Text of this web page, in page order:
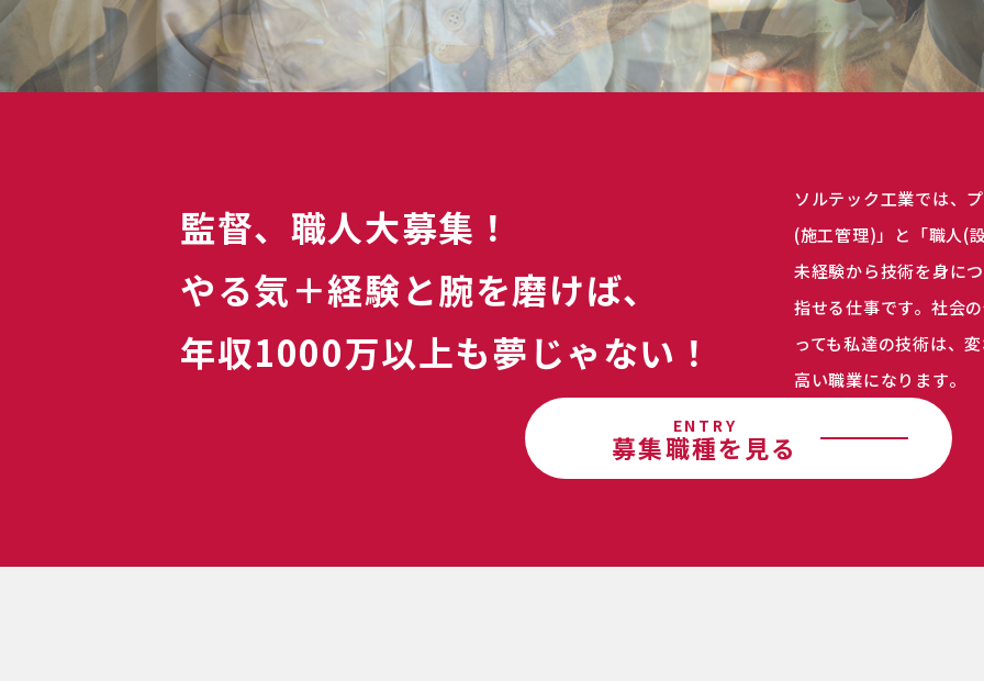
監督、職人大募集！
やる気＋経験と腕を磨けば、
年収1000万以上も夢じゃない！
ソルテック工業では、
(施工管理)」と「職人(
未経験から技術を身に
指せる仕事です。社会
っても私達の技術は、
高い職業になります。
ENTRY
募集職種を見る